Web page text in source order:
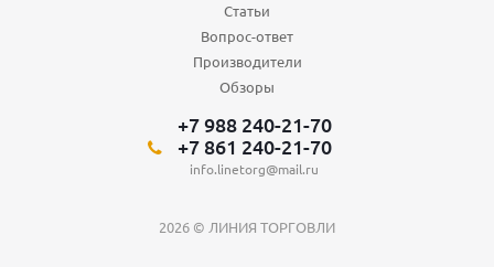
Статьи
Вопрос-ответ
Производители
Обзоры
+7 988 240-21-70
+7 861 240-21-70
info.linetorg@mail.ru
2026 © ЛИНИЯ ТОРГОВЛИ